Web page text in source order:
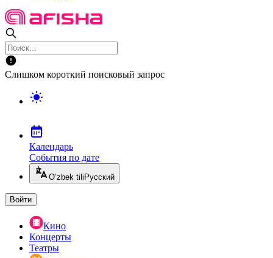
Слишком короткий поисковый запрос
Календарь
События по дате
O’zbek tili Русский
Войти
Кино
Концерты
Театры